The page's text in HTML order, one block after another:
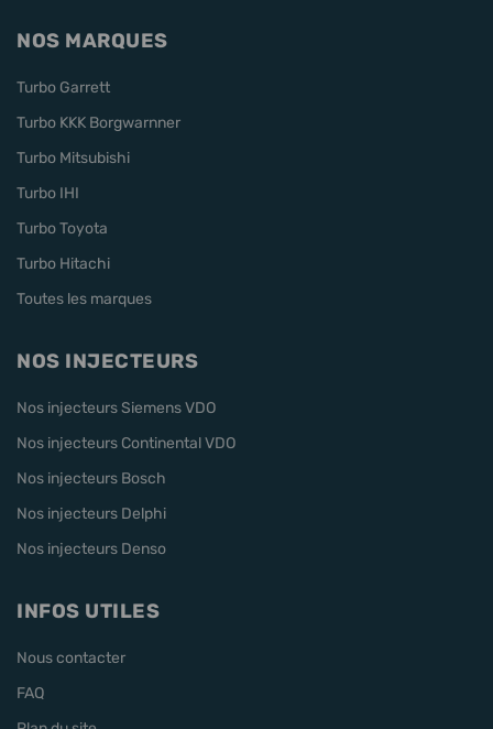
NOS MARQUES
Turbo Garrett
Turbo KKK Borgwarnner
Turbo Mitsubishi
Turbo IHI
Turbo Toyota
Turbo Hitachi
Toutes les marques
NOS INJECTEURS
Nos injecteurs Siemens VDO
Nos injecteurs Continental VDO
Nos injecteurs Bosch
Nos injecteurs Delphi
Nos injecteurs Denso
INFOS UTILES
Nous contacter
FAQ